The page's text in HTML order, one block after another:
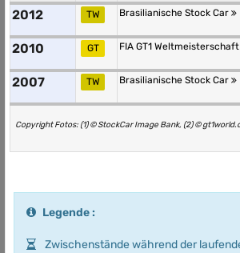
2012 TW Brasilianische Stock Car
2010 GT FIA GT1 Weltmeisterschaft
2007 TW Brasilianische Stock Car
Copyright Fotos: (1) © StockCar Image Bank, (2) ©
Legende :
Zwischenstände während der